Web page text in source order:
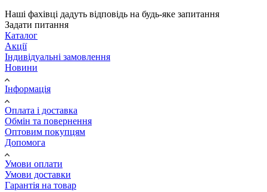
Наші фахівці дадуть відповідь на будь-яке запитання
Задати питання
Каталог
Акції
Індивідуальні замовлення
Новини
Інформація
Оплата і доставка
Обмін та повернення
Оптовим покупцям
Допомога
Умови оплати
Умови доставки
Гарантія на товар